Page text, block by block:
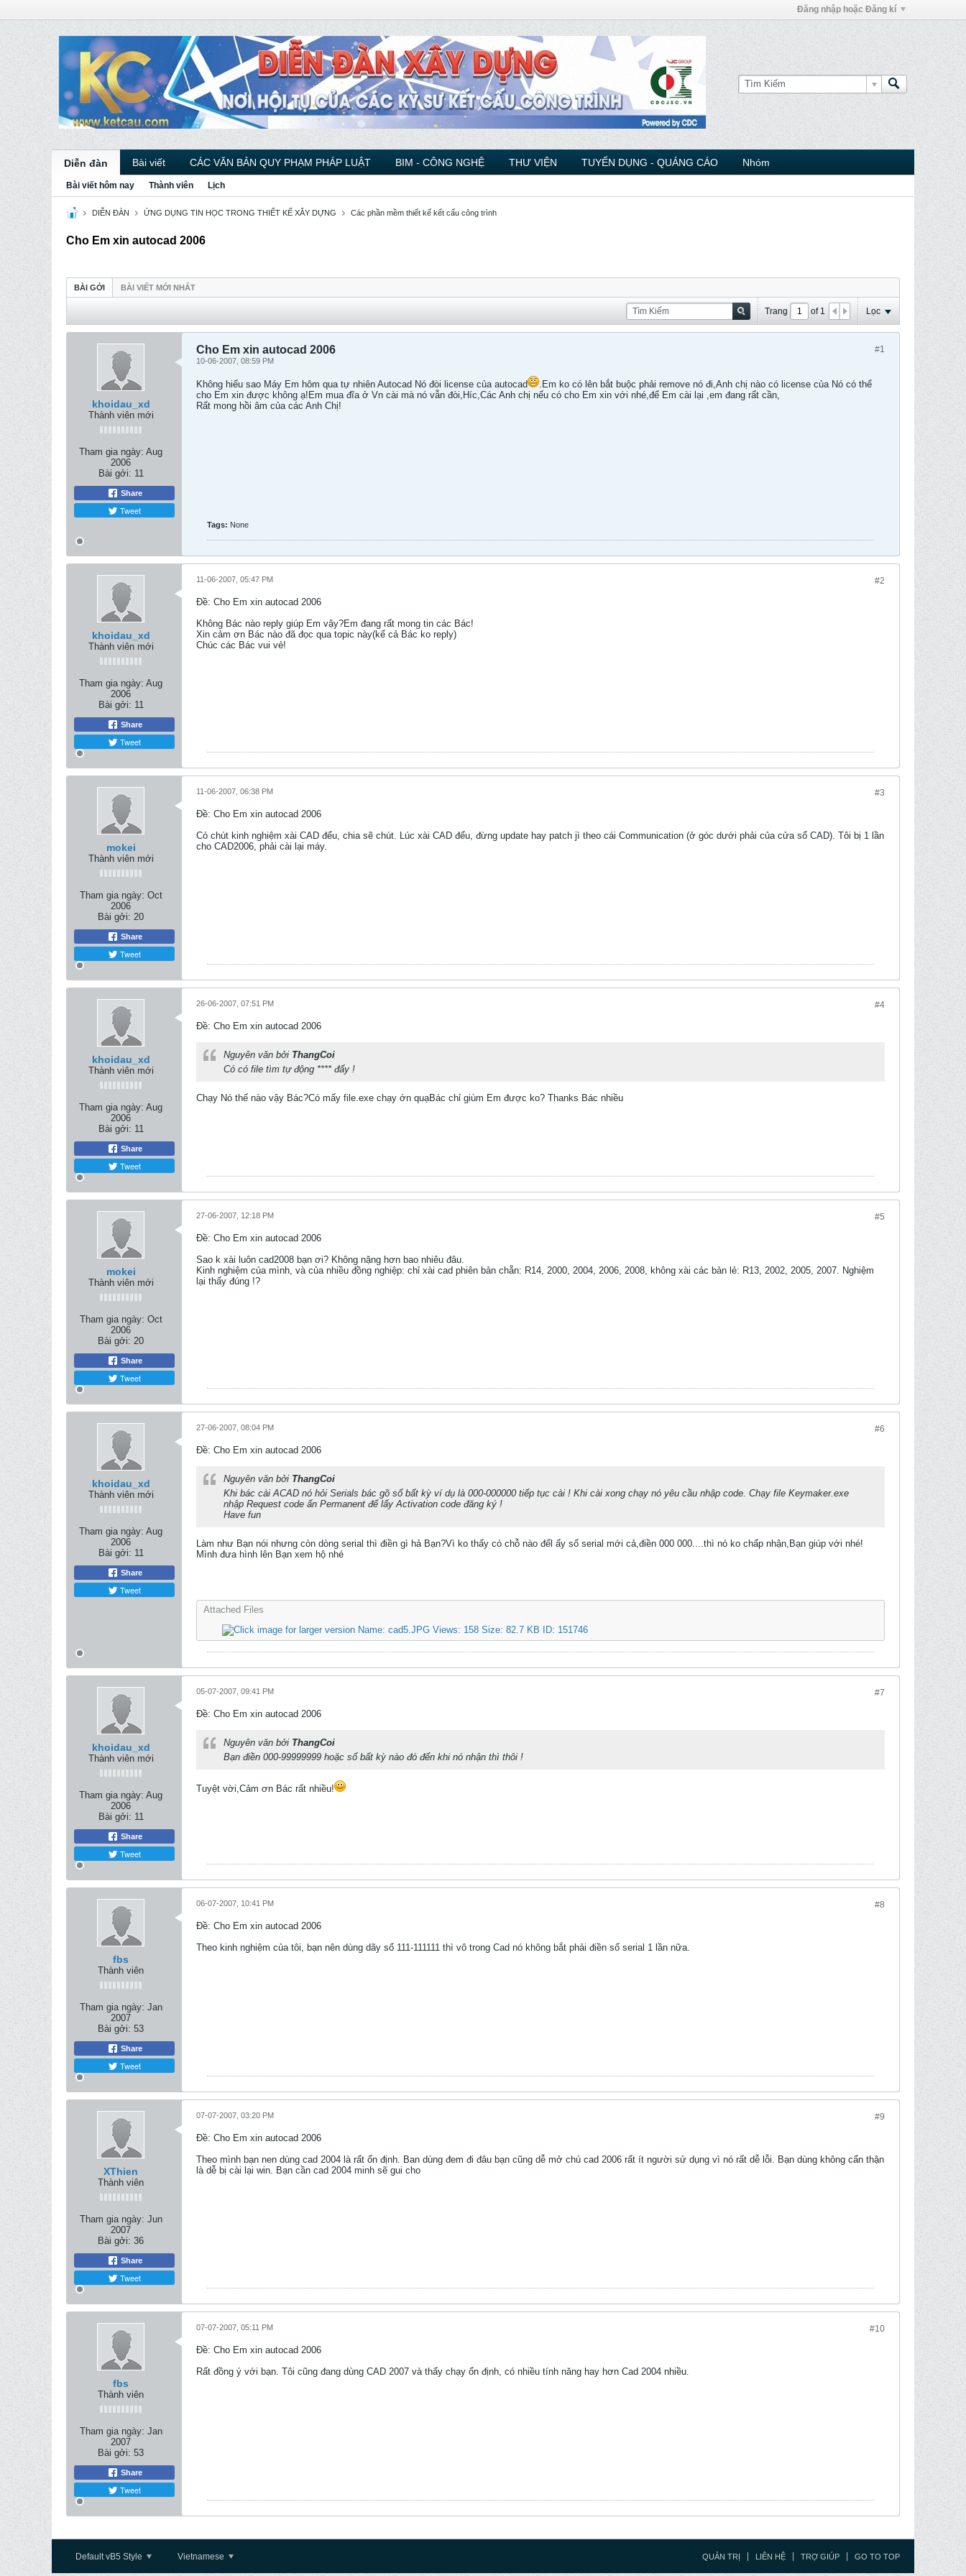
Đăng nhập hoặc Đăng kí
Diễn đàn Bài viết CÁC VĂN BẢN QUY PHẠM PHÁP LUẬT BIM - CÔNG NGHỆ THƯ VIỆN TUYỂN DỤNG - QUẢNG CÁO Nhóm
Bài viết hôm nay Thành viên Lịch
DIỄN ĐÀN ỨNG DỤNG TIN HỌC TRONG THIẾT KẾ XÂY DỰNG Các phần mềm thiết kế kết cấu công trình
Cho Em xin autocad 2006
BÀI GỞI BÀI VIẾT MỚI NHẤT
Trang of 1 Lọc
khoidau_xd
Thành viên mới
Tham gia ngày: Aug
2006
Bài gởi: 11
Share
Tweet
#1
Cho Em xin autocad 2006
10-06-2007, 08:59 PM
Không hiểu sao Máy Em hôm qua tự nhiên Autocad Nó đòi license của autocad
.Em ko có lên bắt buộc phải remove nó đi,Anh chị nào có license của Nó có thể
cho Em xin được không ạ!Em mua đĩa ở Vn cài mà nó vẫn đòi,Híc,Các Anh chị nếu có cho Em xin với nhé,để Em cài lại ,em đang rất cần,
Rất mong hồi âm của các Anh Chị!
Tags: None
khoidau_xd
Thành viên mới
Tham gia ngày: Aug
2006
Bài gởi: 11
Share
Tweet
#2
11-06-2007, 05:47 PM
Ðề: Cho Em xin autocad 2006
Không Bác nào reply giúp Em vậy?Em đang rất mong tin các Bác!
Xin cảm ơn Bác nào đã đọc qua topic này(kể cả Bác ko reply)
Chúc các Bác vui vẻ!
mokei
Thành viên mới
Tham gia ngày: Oct
2006
Bài gởi: 20
Share
Tweet
#3
11-06-2007, 06:38 PM
Ðề: Cho Em xin autocad 2006
Có chút kinh nghiệm xài CAD đểu, chia sẽ chút. Lúc xài CAD đểu, đừng update hay patch jì theo cái Communication (ở góc dưới phải của cửa sổ CAD). Tôi bị 1 lần
cho CAD2006, phải cài lại máy.
khoidau_xd
Thành viên mới
Tham gia ngày: Aug
2006
Bài gởi: 11
Share
Tweet
#4
26-06-2007, 07:51 PM
Ðề: Cho Em xin autocad 2006
Nguyên văn bởi ThangCoi
Có có file tìm tự động **** đấy !
Chạy Nó thế nào vậy Bác?Có mấy file.exe chạy ớn quạBác chỉ giùm Em được ko? Thanks Bác nhiều
mokei
Thành viên mới
Tham gia ngày: Oct
2006
Bài gởi: 20
Share
Tweet
#5
27-06-2007, 12:18 PM
Ðề: Cho Em xin autocad 2006
Sao k xài luôn cad2008 bạn ơi? Không nặng hơn bao nhiêu đâu.
Kinh nghiệm của mình, và của nhiều đồng nghiệp: chỉ xài cad phiên bản chẵn: R14, 2000, 2004, 2006, 2008, không xài các bản lẻ: R13, 2002, 2005, 2007. Nghiệm
lại thấy đúng !?
khoidau_xd
Thành viên mới
Tham gia ngày: Aug
2006
Bài gởi: 11
Share
Tweet
#6
27-06-2007, 08:04 PM
Ðề: Cho Em xin autocad 2006
Nguyên văn bởi ThangCoi
Khi bác cài ACAD nó hỏi Serials bác gõ số bất kỳ ví dụ là 000-000000 tiếp tục cài ! Khi cài xong chạy nó yêu cầu nhập code. Chạy file Keymaker.exe
nhập Request code ấn Permanent để lấy Activation code đăng ký !
Have fun
Làm như Bạn nói nhưng còn dòng serial thì điền gì hả Bạn?Vì ko thấy có chỗ nào đểl ấy số serial mới cả,điền 000 000....thì nó ko chấp nhận,Bạn giúp với nhé!
Mình đưa hình lên Bạn xem hộ nhé
Attached Files
khoidau_xd
Thành viên mới
Tham gia ngày: Aug
2006
Bài gởi: 11
Share
Tweet
#7
05-07-2007, 09:41 PM
Ðề: Cho Em xin autocad 2006
Nguyên văn bởi ThangCoi
Bạn điền 000-99999999 hoặc số bất kỳ nào đó đến khi nó nhận thì thôi !
Tuyệt vời,Cảm ơn Bác rất nhiều!
fbs
Thành viên
Tham gia ngày: Jan
2007
Bài gởi: 53
Share
Tweet
#8
06-07-2007, 10:41 PM
Ðề: Cho Em xin autocad 2006
Theo kinh nghiệm của tôi, bạn nên dùng dãy số 111-111111 thì vô trong Cad nó không bắt phải điền số serial 1 lần nữa.
XThien
Thành viên
Tham gia ngày: Jun
2007
Bài gởi: 36
Share
Tweet
#9
07-07-2007, 03:20 PM
Ðề: Cho Em xin autocad 2006
Theo mình bạn nen dùng cad 2004 là rất ổn định. Ban dùng đem đi đâu bạn cũng dễ mở chú cad 2006 rất ít người sử dụng vì nó rất dễ lỗi. Bạn dùng không cẩn thận
là dễ bị cài lại win. Bạn cần cad 2004 minh sẽ gui cho
fbs
Thành viên
Tham gia ngày: Jan
2007
Bài gởi: 53
Share
Tweet
#10
07-07-2007, 05:11 PM
Ðề: Cho Em xin autocad 2006
Rất đồng ý với bạn. Tôi cũng đang dùng CAD 2007 và thấy chạy ổn định, có nhiều tính năng hay hơn Cad 2004 nhiều.
Default vB5 Style Vietnamese QUẢN TRỊ LIÊN HỆ TRỢ GIÚP GO TO TOP